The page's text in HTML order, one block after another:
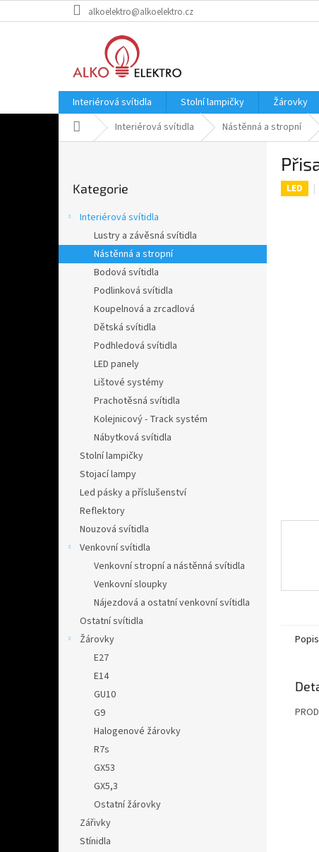
na
alkoelektro@alkoelektro.cz
Interiérová svítidla Stolní lampičky Žárovky
Domů Interiérová svítidla Nástěnná a stropní
n
kategorie
Kategorie
Interiérová svítidla
Lustry a závěsná svítidla
Nástěnná a stropní
Bodová svítidla
Podlinková svítidla
Koupelnová a zrcadlová
Dětská svítidla
Podhledová svítidla
LED panely
Lištové systémy
Prachotěsná svítidla
Kolejnicový - Track systém
Nábytková svítidla
Stolní lampičky
Stojací lampy
Led pásky a příslušenství
Reflektory
Nouzová svítidla
Venkovní svítidla
Venkovní stropní a nástěnná svítidla
Venkovní sloupky
Nájezdová a ostatní venkovní svítidla
Ostatní svítidla
Žárovky
E27
E14
GU10
G9
Halogenové žárovky
R7s
GX53
GX5,3
Ostatní žárovky
Zářivky
Stínidla
LED
Popis